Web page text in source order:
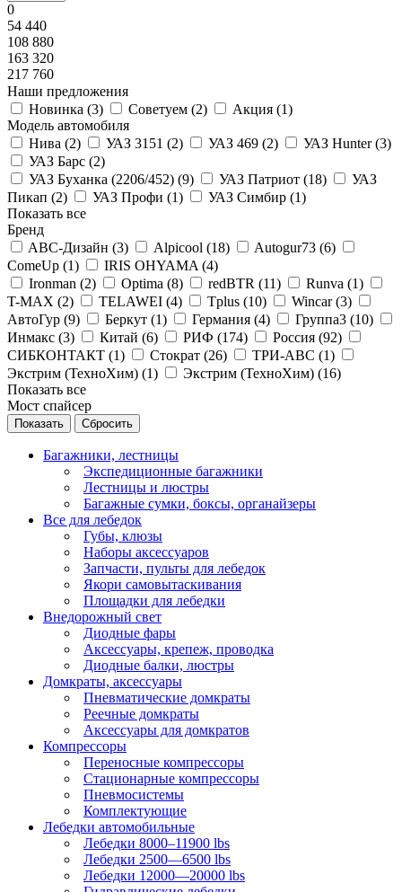
0
54 440
108 880
163 320
217 760
Наши предложения
Новинка (3) Советуем (2) Акция (1)
Модель автомобиля
Нива (2) УАЗ 3151 (2) УАЗ 469 (2) УАЗ Hunter (3)
УАЗ Барс (2)
УАЗ Буханка (2206/452) (9) УАЗ Патриот (18)
УАЗ
Пикап (2) УАЗ Профи (1) УАЗ Симбир (1)
Показать все
Бренд
ABC-Дизайн (3) Alpicool (18) Autogur73 (6)
ComeUp (1) IRIS OHYAMA (4)
Ironman (2) Optima (8) redBTR (11) Runva (1)
T-MAX (2) TELAWEI (4) Tplus (10) Wincar (3)
АвтоГур (9) Беркут (1) Германия (4) Группа3 (10)
Инмакс (3) Китай (6) РИФ (174) Россия (92)
СИБКОНТАКТ (1) Стократ (26) ТРИ-АВС (1)
Экстрим (ТехноХим) (1) Экстрим (ТехноХим) (16)
Показать все
Мост спайсер
Сбросить
Багажники, лестницы
Экспедиционные багажники
Лестницы и люстры
Багажные сумки, боксы, органайзеры
Все для лебедок
Губы, клюзы
Наборы аксессуаров
Запчасти, пульты для лебедок
Якори самовытаскивания
Площадки для лебедки
Внедорожный свет
Диодные фары
Аксессуары, крепеж, проводка
Диодные балки, люстры
Домкраты, аксессуары
Пневматические домкраты
Реечные домкраты
Аксессуары для домкратов
Компрессоры
Переносные компрессоры
Стационарные компрессоры
Пневмосистемы
Комплектующие
Лебедки автомобильные
Лебедки 8000–11900 lbs
Лебедки 2500—6500 lbs
Лебедки 12000—20000 lbs